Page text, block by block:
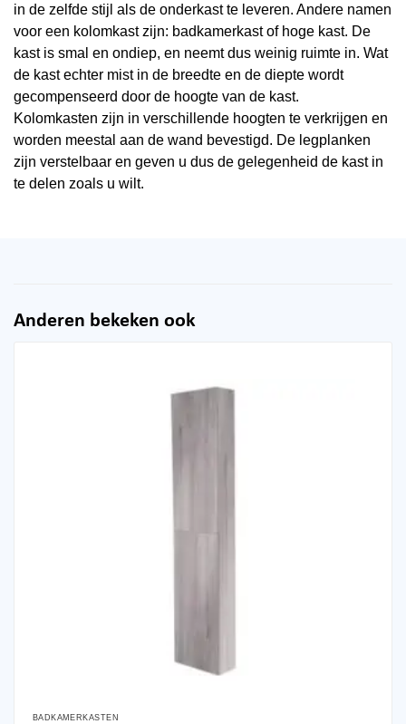
in de zelfde stijl als de onderkast te leveren. Andere namen
voor een kolomkast zijn: badkamerkast of hoge kast. De
kast is smal en ondiep, en neemt dus weinig ruimte in. Wat
de kast echter mist in de breedte en de diepte wordt
gecompenseerd door de hoogte van de kast.
Kolomkasten zijn in verschillende hoogten te verkrijgen en
worden meestal aan de wand bevestigd. De legplanken
zijn verstelbaar en geven u dus de gelegenheid de kast in
te delen zoals u wilt.
Anderen bekeken ook
BADKAMERKASTEN